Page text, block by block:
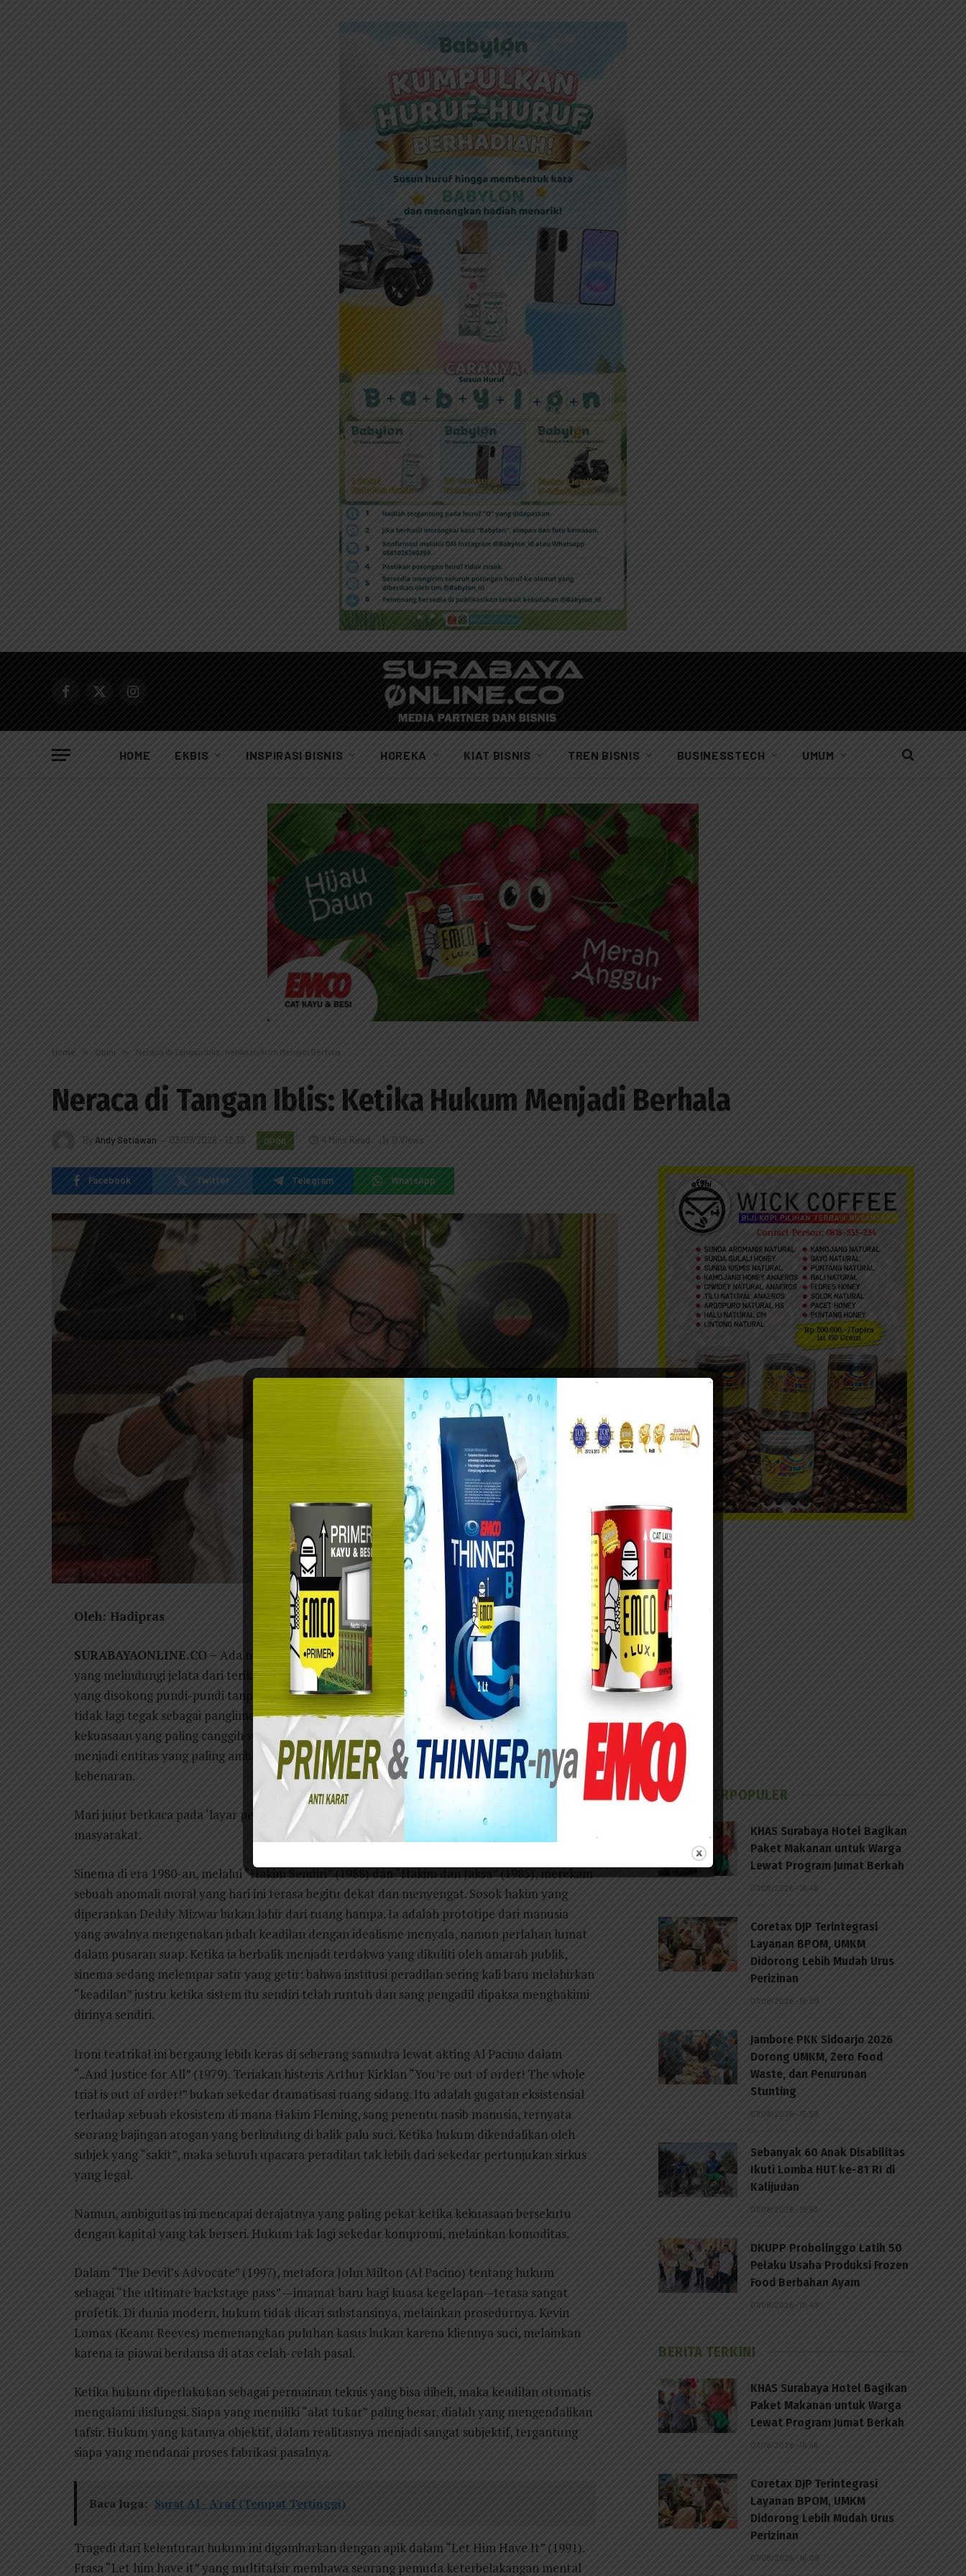
Facebook
X
Instagram
HOME EKBIS INSPIRASI BISNIS HOREKA KIAT BISNIS TREN BISNIS BUSINESSTECH UMUM
Home » Opini » Neraca di Tangan Iblis: Ketika Hukum Menjadi Berhala
Neraca di Tangan Iblis: Ketika Hukum Menjadi Berhala
By Andy Setiawan 03/07/2026 - 12:39 OPINI 4 Mins Read 0 Views
Facebook Twitter Telegram WhatsApp
Oleh: Hadipras
SURABAYAONLINE.CO – Ada masanya ketika hukum dibayangkan sebagai payung teduh
yang melindungi jelata dari terik kesewenang-wenangan. Namun, dalam lanskap kekuasaan
yang disokong pundi-pundi tanpa batas, bayangan itu menguap menjadi fatamorgana. Hukum
tidak lagi tegak sebagai panglima; ia telah meliuk elastis, bermetamorfosis menjadi instrumen
kekuasaan yang paling canggih sekaligus paling dingin. Di titik inilah, keadilan menjelma
menjadi entitas yang paling ambigu: ia fasih merapalkan pasal, tetapi gagap mengeja
kebenaran.
Mari jujur berkaca pada ‘layar perak’, yang tak lain adalah ekstensi dari kegelisahan batin
masyarakat.
Sinema di era 1980-an, melalui “Hakim Sendiri” (1988) dan “Hakim dan Jaksa” (1985), merekam
sebuah anomali moral yang hari ini terasa begitu dekat dan menyengat. Sosok hakim yang
diperankan Deddy Mizwar bukan lahir dari ruang hampa. Ia adalah prototipe dari manusia
yang awalnya mengenakan jubah keadilan dengan idealisme menyala, namun perlahan lumat
dalam pusaran suap. Ketika ia berbalik menjadi terdakwa yang dikuliti oleh amarah publik,
sinema sedang melempar satir yang getir: bahwa institusi peradilan sering kali baru melahirkan
“keadilan” justru ketika sistem itu sendiri telah runtuh dan sang pengadil dipaksa menghakimi
dirinya sendiri.
Ironi teatrikal ini bergaung lebih keras di seberang samudra lewat akting Al Pacino dalam
“..And Justice for All” (1979). Teriakan histeris Arthur Kirklan “You’re out of order! The whole
trial is out of order!” bukan sekedar dramatisasi ruang sidang. Itu adalah gugatan eksistensial
terhadap sebuah ekosistem di mana Hakim Fleming, sang penentu nasib manusia, ternyata
seorang bajingan arogan yang berlindung di balik palu suci. Ketika hukum dikendalikan oleh
subjek yang “sakit”, maka seluruh upacara peradilan tak lebih dari sekedar pertunjukan sirkus
yang legal.
Namun, ambiguitas ini mencapai derajatnya yang paling pekat ketika kekuasaan bersekutu
dengan kapital yang tak berseri. Hukum tak lagi sekedar kompromi, melainkan komoditas.
Dalam “The Devil’s Advocate” (1997), metafora John Milton (Al Pacino) tentang hukum
sebagai “the ultimate backstage pass” —imamat baru bagi kuasa kegelapan—terasa sangat
profetik. Di dunia modern, hukum tidak dicari substansinya, melainkan prosedurnya. Kevin
Lomax (Keanu Reeves) memenangkan puluhan kasus bukan karena kliennya suci, melainkan
karena ia piawai berdansa di atas celah-celah pasal.
Ketika hukum diperlakukan sebagai permainan teknis yang bisa dibeli, maka keadilan otomatis
mengalami disfungsi. Siapa yang memiliki “alat tukar” paling besar, dialah yang mengendalikan
tafsir. Hukum yang katanya objektif, dalam realitasnya menjadi sangat subjektif, tergantung
siapa yang mendanai proses fabrikasi pasalnya.
Baca Juga: Surat Al - A'raf (Tempat Tertinggi)
Tragedi dari kelenturan hukum ini digambarkan dengan apik dalam “Let Him Have It” (1991).
Frasa “Let him have it” yang multitafsir membawa seorang pemuda keterbelakangan mental
BERITA TERPOPULER
KHAS Surabaya Hotel Bagikan
Paket Makanan untuk Warga
Lewat Program Jumat Berkah
07/08/2026 - 16:46
Coretax DJP Terintegrasi
Layanan BPOM, UMKM
Didorong Lebih Mudah Urus
Perizinan
07/08/2026 - 16:09
Jambore PKK Sidoarjo 2026
Dorong UMKM, Zero Food
Waste, dan Penurunan
Stunting
07/08/2026 - 15:59
Sebanyak 60 Anak Disabilitas
Ikuti Lomba HUT ke-81 RI di
Kalijudan
07/08/2026 - 15:53
DKUPP Probolinggo Latih 50
Pelaku Usaha Produksi Frozen
Food Berbahan Ayam
07/08/2026 - 15:49
BERITA TERKINI
KHAS Surabaya Hotel Bagikan
Paket Makanan untuk Warga
Lewat Program Jumat Berkah
07/08/2026 - 16:46
Coretax DJP Terintegrasi
Layanan BPOM, UMKM
Didorong Lebih Mudah Urus
Perizinan
07/08/2026 - 16:09